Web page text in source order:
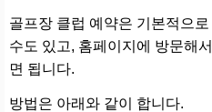
골프장 클럽 예약은 기본적으
수도 있고, 홈페이지에 방문해
면 됩니다.
방법은 아래와 같이 합니다.